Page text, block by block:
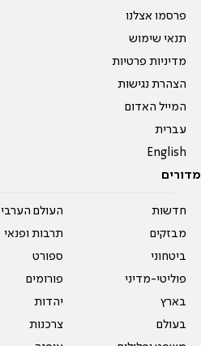
פרסמו אצלנו
תנאי שימוש
מדיניות פרטיות
הצהרת נגישות
המייל האדום
עברית
English
מדורים
חדשות
מבזקים
ביטחוני
פוליטי-מדיני
בארץ
בעולם
העולם הערבי
תרבות ופנאי
ספורט
פורומים
יהדות
צרכנות